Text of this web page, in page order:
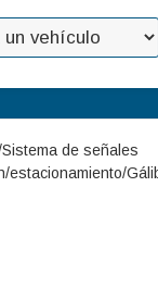
de señales
estacionamiento/